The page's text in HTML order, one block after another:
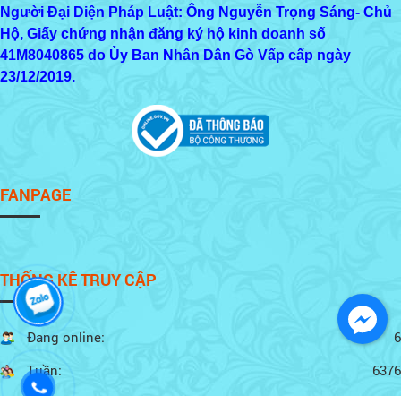
Người Đại Diện Pháp Luật: Ông Nguyễn Trọng Sáng- Chủ
Hộ, Giấy chứng nhận đăng ký hộ kinh doanh số
41M8040865 do Ủy Ban Nhân Dân Gò Vấp cấp ngày
23/12/2019.
FANPAGE
THỐNG KÊ TRUY CẬP
Đang online:
6
Tuần:
6376